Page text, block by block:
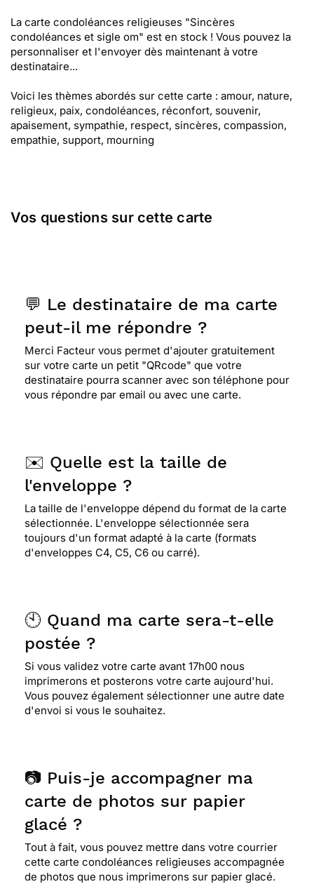
La carte condoléances religieuses "Sincères
condoléances et sigle om" est en stock ! Vous pouvez la
personnaliser et l'envoyer dès maintenant à votre
destinataire...
Voici les thèmes abordés sur cette carte : amour, nature,
religieux, paix, condoléances, réconfort, souvenir,
apaisement, sympathie, respect, sincères, compassion,
empathie, support, mourning
Vos questions sur cette carte
💬 Le destinataire de ma carte
peut-il me répondre ?
Merci Facteur vous permet d'ajouter gratuitement
sur votre carte un petit "QRcode" que votre
destinataire pourra scanner avec son téléphone pour
vous répondre par email ou avec une carte.
✉️ Quelle est la taille de
l'enveloppe ?
La taille de l'enveloppe dépend du format de la carte
sélectionnée. L'enveloppe sélectionnée sera
toujours d'un format adapté à la carte (formats
d'enveloppes C4, C5, C6 ou carré).
🕙 Quand ma carte sera-t-elle
postée ?
Si vous validez votre carte avant 17h00 nous
imprimerons et posterons votre carte aujourd'hui.
Vous pouvez également sélectionner une autre date
d'envoi si vous le souhaitez.
📷 Puis-je accompagner ma
carte de photos sur papier
glacé ?
Tout à fait, vous pouvez mettre dans votre courrier
cette carte condoléances religieuses accompagnée
de photos que nous imprimerons sur papier glacé.